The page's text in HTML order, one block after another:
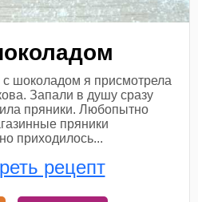
шоколадом я присмотрела
Запали в душу сразу
пряники. Любопытно
пряники
приходилось...
рецепт